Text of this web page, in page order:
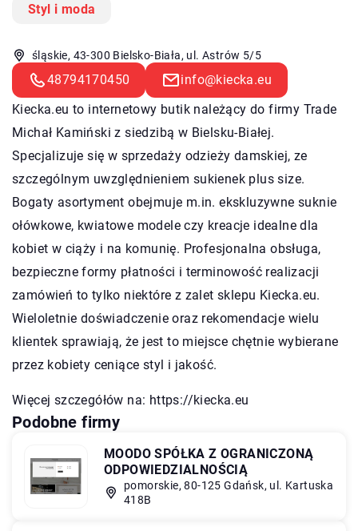
Styl i moda
śląskie, 43-300 Bielsko-Biała, ul. Astrów 5/5
48794170450
info@kiecka.eu
Kiecka.eu to internetowy butik należący do firmy Trade
Michał Kamiński z siedzibą w Bielsku-Białej.
Specjalizuje się w sprzedaży odzieży damskiej, ze
szczególnym uwzględnieniem sukienek plus size.
Bogaty asortyment obejmuje m.in. ekskluzywne suknie
ołówkowe, kwiatowe modele czy kreacje idealne dla
kobiet w ciąży i na komunię. Profesjonalna obsługa,
bezpieczne formy płatności i terminowość realizacji
zamówień to tylko niektóre z zalet sklepu Kiecka.eu.
Wieloletnie doświadczenie oraz rekomendacje wielu
klientek sprawiają, że jest to miejsce chętnie wybierane
przez kobiety ceniące styl i jakość.
Więcej szczegółów na: https://kiecka.eu
Podobne firmy
MOODO SPÓŁKA Z OGRANICZONĄ
ODPOWIEDZIALNOŚCIĄ
pomorskie, 80-125 Gdańsk, ul. Kartuska
418B